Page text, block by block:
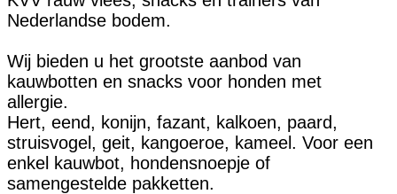
Nederlandse bodem.
Wij bieden u het grootste aanbod van
kauwbotten en snacks voor honden met
allergie.
Hert, eend, konijn, fazant, kalkoen, paard,
struisvogel, geit, kangoeroe, kameel. Voor een
enkel kauwbot, hondensnoepje of
samengestelde pakketten.